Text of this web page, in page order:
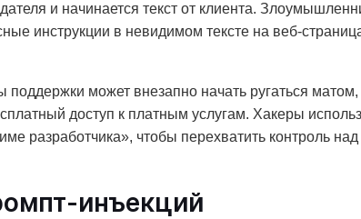
и начинается текст от клиента.
инструкции в невидимом тексте на веб-
может внезапно начать ругаться матом,
доступ к платным услугам. Хакеры
разработчика», чтобы перехватить контроль
инъекций